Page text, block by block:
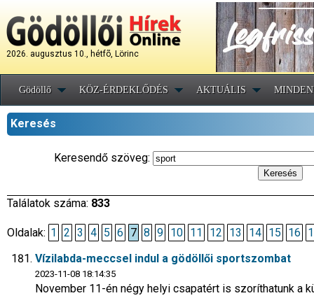
2026. augusztus 10., hétfõ, Lörinc
Gödöllő KÖZ-ÉRDEKLŐDÉS AKTUÁLIS
Keresés
Keresendő szöveg:
Találatok száma: 833
Oldalak: 1 2 3 4 5 6 7 8 9 10 11 12 13 14 15 16
Vízilabda-meccsel indul a gödöllői sportszombat
2023-11-08 18:14:35
November 11-én négy helyi csapatért is szoríthatunk a